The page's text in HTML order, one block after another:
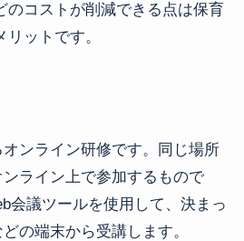
のコストが削減できる点は保育
ットです。
ンライン研修です。同じ場所
ライン上で参加するもので
会議ツールを使用して、決まっ
の端末から受講します。